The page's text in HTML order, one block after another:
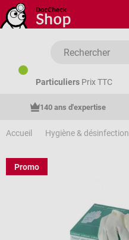
Passer au contenu principal
Particuliers Prix TTC
140 ans d'expertise
Accueil Hygiène & désinfection
Promo